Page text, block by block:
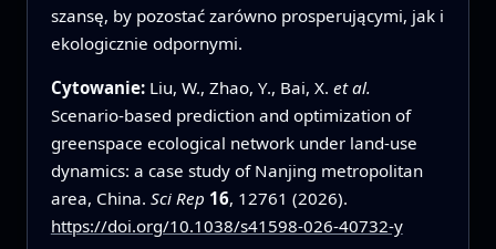
szansę, by pozostać zarówno prosperującymi, jak i
ekologicznie odpornymi.
Cytowanie: Liu, W., Zhao, Y., Bai, X. et al.
Scenario-based prediction and optimization of
greenspace ecological network under land-use
dynamics: a case study of Nanjing metropolitan
area, China. Sci Rep 16, 12761 (2026).
https://doi.org/10.1038/s41598-026-40732-y